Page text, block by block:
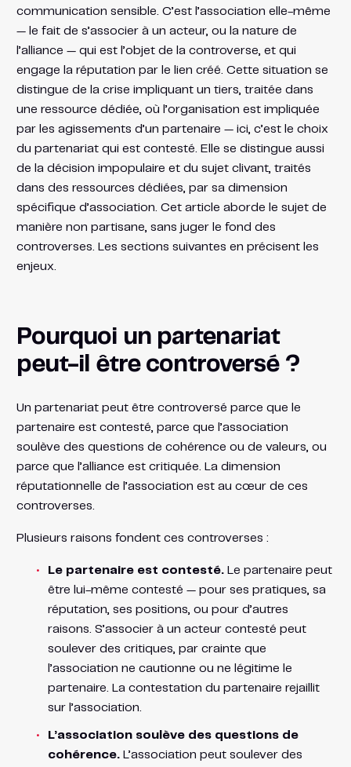
communication sensible. C’est l’association elle-même
— le fait de s’associer à un acteur, ou la nature de
l’alliance — qui est l’objet de la controverse, et qui
engage la réputation par le lien créé. Cette situation se
distingue de la crise impliquant un tiers, traitée dans
une ressource dédiée, où l’organisation est impliquée
par les agissements d’un partenaire — ici, c’est le choix
du partenariat qui est contesté. Elle se distingue aussi
de la décision impopulaire et du sujet clivant, traités
dans des ressources dédiées, par sa dimension
spécifique d’association. Cet article aborde le sujet de
manière non partisane, sans juger le fond des
controverses. Les sections suivantes en précisent les
enjeux.
Pourquoi un partenariat
peut-il être controversé ?
Un partenariat peut être controversé parce que le
partenaire est contesté, parce que l’association
soulève des questions de cohérence ou de valeurs, ou
parce que l’alliance est critiquée. La dimension
réputationnelle de l’association est au cœur de ces
controverses.
Plusieurs raisons fondent ces controverses :
Le partenaire est contesté.Le partenaire peut
être lui-même contesté — pour ses pratiques, sa
réputation, ses positions, ou pour d’autres
raisons. S’associer à un acteur contesté peut
soulever des critiques, par crainte que
l’association ne cautionne ou ne légitime le
partenaire. La contestation du partenaire rejaillit
sur l’association.
L’association soulève des questions de
cohérence.L’association peut soulever des